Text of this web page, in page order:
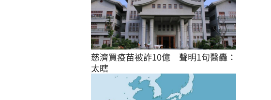
慈濟買疫苗被詐10億　聲明1句醫轟：
太瞎